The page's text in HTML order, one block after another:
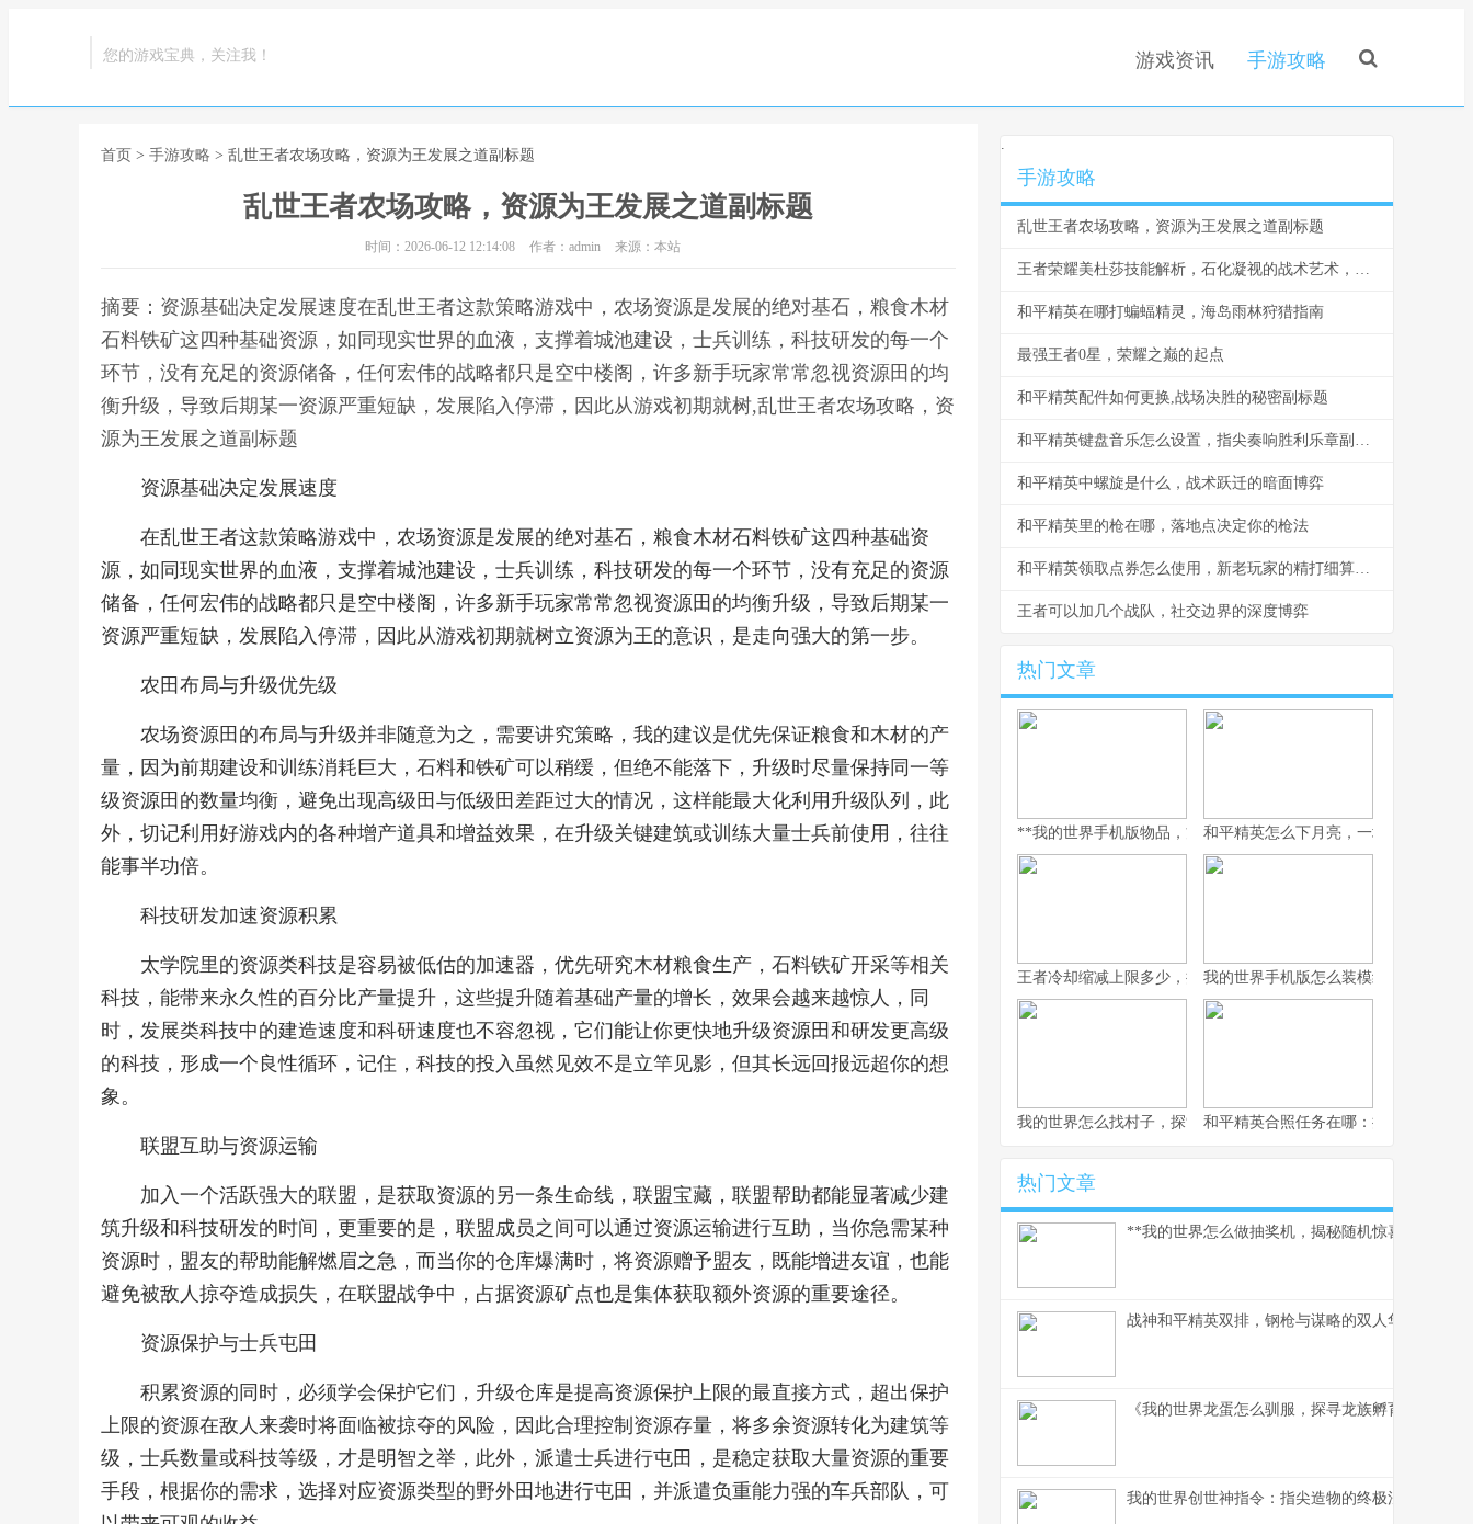
您的游戏宝典，关注我！ 游戏资讯 手游攻略
首页 > 手游攻略 > 乱世王者农场攻略，资源为王发展之道副标题
乱世王者农场攻略，资源为王发展之道副标题
时间：2026-06-12 12:14:08 作者：admin 来源：本站
摘要：资源基础决定发展速度在乱世王者这款策略游戏中，农场资源是发展的绝对基石，粮食木材
石料铁矿这四种基础资源，如同现实世界的血液，支撑着城池建设，士兵训练，科技研发的每一个
环节，没有充足的资源储备，任何宏伟的战略都只是空中楼阁，许多新手玩家常常忽视资源田的均
衡升级，导致后期某一资源严重短缺，发展陷入停滞，因此从游戏初期就树,乱世王者农场攻略，资
源为王发展之道副标题
资源基础决定发展速度
在乱世王者这款策略游戏中，农场资源是发展的绝对基石，粮食木材石料铁矿这四种基础资
源，如同现实世界的血液，支撑着城池建设，士兵训练，科技研发的每一个环节，没有充足的资源
储备，任何宏伟的战略都只是空中楼阁，许多新手玩家常常忽视资源田的均衡升级，导致后期某一
资源严重短缺，发展陷入停滞，因此从游戏初期就树立资源为王的意识，是走向强大的第一步。
农田布局与升级优先级
农场资源田的布局与升级并非随意为之，需要讲究策略，我的建议是优先保证粮食和木材的产
量，因为前期建设和训练消耗巨大，石料和铁矿可以稍缓，但绝不能落下，升级时尽量保持同一等
级资源田的数量均衡，避免出现高级田与低级田差距过大的情况，这样能最大化利用升级队列，此
外，切记利用好游戏内的各种增产道具和增益效果，在升级关键建筑或训练大量士兵前使用，往往
能事半功倍。
科技研发加速资源积累
太学院里的资源类科技是容易被低估的加速器，优先研究木材粮食生产，石料铁矿开采等相关
科技，能带来永久性的百分比产量提升，这些提升随着基础产量的增长，效果会越来越惊人，同
时，发展类科技中的建造速度和科研速度也不容忽视，它们能让你更快地升级资源田和研发更高级
的科技，形成一个良性循环，记住，科技的投入虽然见效不是立竿见影，但其长远回报远超你的想
象。
联盟互助与资源运输
加入一个活跃强大的联盟，是获取资源的另一条生命线，联盟宝藏，联盟帮助都能显著减少建
筑升级和科技研发的时间，更重要的是，联盟成员之间可以通过资源运输进行互助，当你急需某种
资源时，盟友的帮助能解燃眉之急，而当你的仓库爆满时，将资源赠予盟友，既能增进友谊，也能
避免被敌人掠夺造成损失，在联盟战争中，占据资源矿点也是集体获取额外资源的重要途径。
资源保护与士兵屯田
积累资源的同时，必须学会保护它们，升级仓库是提高资源保护上限的最直接方式，超出保护
上限的资源在敌人来袭时将面临被掠夺的风险，因此合理控制资源存量，将多余资源转化为建筑等
级，士兵数量或科技等级，才是明智之举，此外，派遣士兵进行屯田，是稳定获取大量资源的重要
手段，根据你的需求，选择对应资源类型的野外田地进行屯田，并派遣负重能力强的车兵部队，可
.
手游攻略
乱世王者农场攻略，资源为王发展之道副标题
王者荣耀美杜莎技能解析，石化凝视的战术艺术，副标题，从技能机制到战场统治的深度思考
和平精英在哪打蝙蝠精灵，海岛雨林狩猎指南
最强王者0星，荣耀之巅的起点
和平精英配件如何更换,战场决胜的秘密副标题
和平精英键盘音乐怎么设置，指尖奏响胜利乐章副标题
和平精英中螺旋是什么，战术跃迁的暗面博弈
和平精英里的枪在哪，落地点决定你的枪法
和平精英领取点券怎么使用，新老玩家的精打细算指南
王者可以加几个战队，社交边界的深度博弈
热门文章
**我的世界手机版物品，方块宇宙间的生存哲学**
和平精英怎么下月亮，一场虚拟登月的
王者冷却缩减上限多少，探秘极限施法的艺术我的世界手机版怎么装模组，手把手开
我的世界怎么找村子，探索与定位的终极指南，副标题，资深玩家
和平精英合照任务在哪：探寻游戏中的
热门文章
**我的世界怎么做抽奖机，揭秘随机惊喜的建造奥
战神和平精英双排，钢枪与谋略的双人华尔兹，副
《我的世界龙蛋怎么驯服，探寻龙族孵育秘辛》
我的世界创世神指令：指尖造物的终极法则，方块